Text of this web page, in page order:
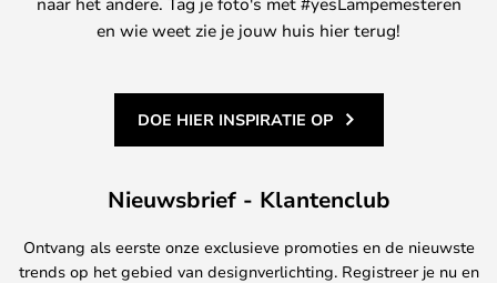
en wie weet zie je jouw huis hier terug!
DOE HIER INSPIRATIE OP
Nieuwsbrief - Klantenclub
Ontvang als eerste onze exclusieve promoties en de nieuwste
trends op het gebied van designverlichting. Registreer je nu en